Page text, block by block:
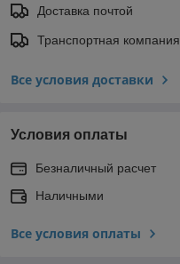
Доставка почтой
Транспортная компания
Все условия доставки
Условия оплаты
Безналичный расчет
Наличными
Все условия оплаты